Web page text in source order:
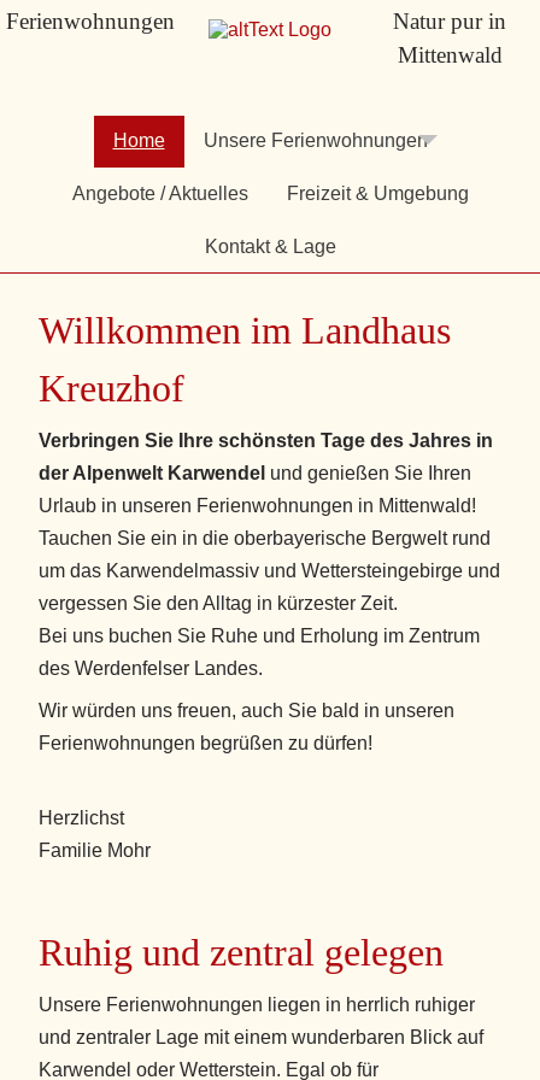
Ferienwohnungen
Natur pur in
Mittenwald
Home Unsere Ferienwohnungen
Angebote / Aktuelles Freizeit & Umgebung
Kontakt & Lage
Willkommen im Landhaus
Kreuzhof
Verbringen Sie Ihre schönsten Tage des Jahres in
der Alpenwelt Karwendel und genießen Sie Ihren
Urlaub in unseren Ferienwohnungen in Mittenwald!
Tauchen Sie ein in die oberbayerische Bergwelt rund
um das Karwendelmassiv und Wettersteingebirge und
vergessen Sie den Alltag in kürzester Zeit.
Bei uns buchen Sie Ruhe und Erholung im Zentrum
des Werdenfelser Landes.
Wir würden uns freuen, auch Sie bald in unseren
Ferienwohnungen begrüßen zu dürfen!
Herzlichst
Familie Mohr
Ruhig und zentral gelegen
Unsere Ferienwohnungen liegen in herrlich ruhiger
und zentraler Lage mit einem wunderbaren Blick auf
Karwendel oder Wetterstein. Egal ob für